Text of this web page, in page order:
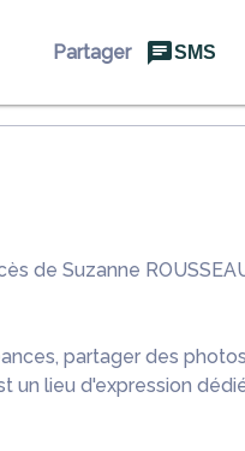
Partager SMS
de Suzanne
partager des
lieu d'expression